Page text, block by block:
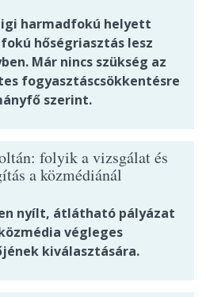
harmadfokú helyett
hőségriasztás lesz
Már nincs szükség az
fogyasztáscsökkentésre
szerint.
folyik a vizsgálat és
a közmédiánál
nyílt, átlátható pályázat
végleges
kiválasztására.